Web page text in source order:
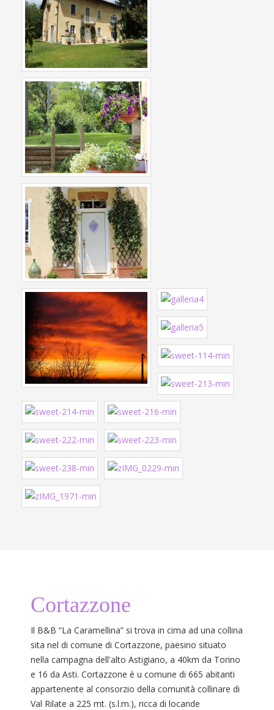
Cortazzone
Il B&B “La Caramellina” si trova in cima ad una collina
sita nel di comune di Cortazzone, paesino situato
nella campagna dell'alto Astigiano, a 40km da Torino
e 16 da Asti. Cortazzone è u comune di 665 abitanti
appartenente al consorzio della comunità collinare di
Val Rilate a 225 mt. (s.l.m.), ricca di locande